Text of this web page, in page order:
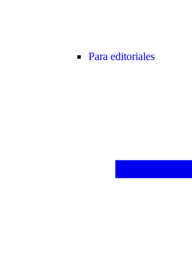
Para editoriales